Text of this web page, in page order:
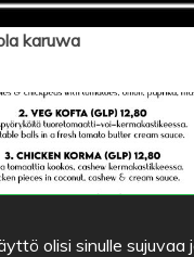
olisi sinulle sujuvaa
karuwa